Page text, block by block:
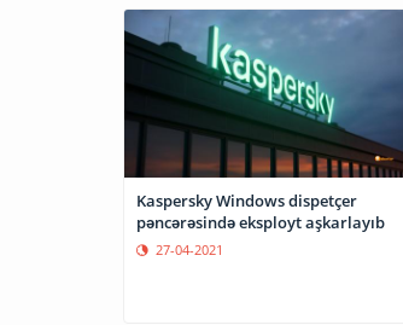
Kaspersky Windows dispetçer
pəncərəsində eksployt aşkarlayıb
27-04-2021